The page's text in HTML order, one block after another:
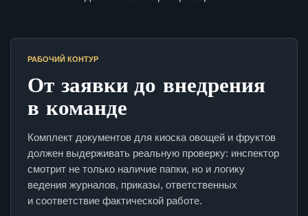
РАБОЧИЙ КОНТУР
От заявки до внедрения
в команде
Комплект документов для киоска овощей и фруктов
должен выдерживать реальную проверку: инспектор
смотрит не только наличие папки, но и логику
ведения журналов, приказы, ответственных
и соответствие фактической работе.